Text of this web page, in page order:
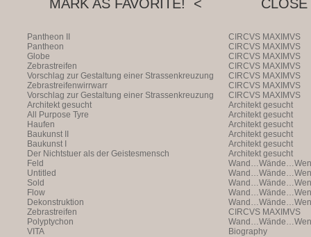
MARK AS FAVORITE! < CLOSE
Pantheon II
CIRCVS MAXIMVS
Pantheon
CIRCVS MAXIMVS
Globe
CIRCVS MAXIMVS
Zebrastreifen
CIRCVS MAXIMVS
Vorschlag zur Gestaltung einer Strassenkreuzung
CIRCVS MAXIMVS
Zebrastreifenwirrwarr
CIRCVS MAXIMVS
Vorschlag zur Gestaltung einer Strassenkreuzung
CIRCVS MAXIMVS
Architekt gesucht
Architekt gesucht
All Purpose Tyre
Architekt gesucht
Haufen
Architekt gesucht
Baukunst II
Architekt gesucht
Baukunst I
Architekt gesucht
Der Nichtstuer als der Geistesmensch
Architekt gesucht
Feld
Untitled
Sold
Flow
Dekonstruktion
Zebrastreifen
CIRCVS MAXIMVS
Polyptychon
VITA
Biography